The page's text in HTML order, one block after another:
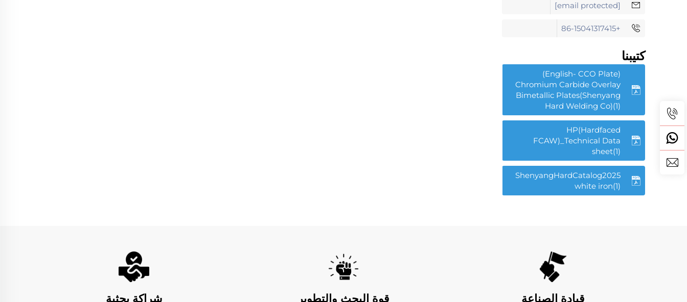
[email protected]
+86-15041317415
كتيبنا
(English- CCO Plate)
Chromium Carbide Overlay
Bimetallic Plates(Shenyang
Hard Welding Co)(1)
HP(Hardfaced
FCAW)_Technical Data
sheet(1)
ShenyangHardCatalog2025
white iron(1)
قيادة الصناعة قوة البحث والتطوير شراكة بحثية